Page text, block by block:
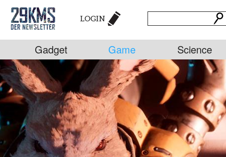
LOGIN
Gadget Game Science